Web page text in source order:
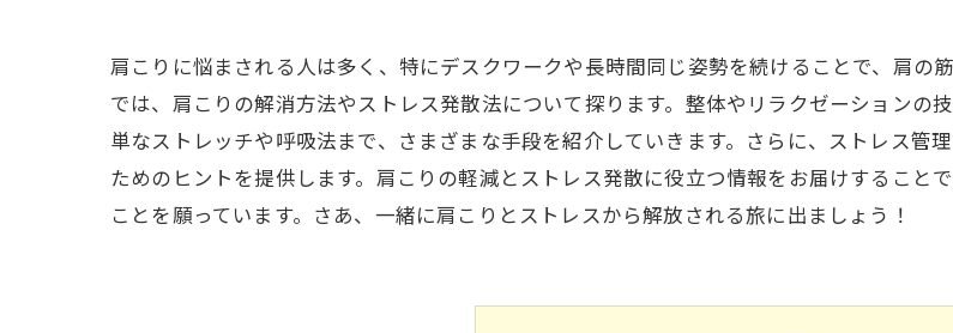
肩こりに悩まされる人は多く、特にデスクワークや長時間同じ姿勢を続けることで、肩の
では、肩こりの解消方法やストレス発散法について探ります。整体やリラクゼーションの
単なストレッチや呼吸法まで、さまざまな手段を紹介していきます。さらに、ストレス管
ためのヒントを提供します。肩こりの軽減とストレス発散に役立つ情報をお届けすること
ことを願っています。さあ、一緒に肩こりとストレスから解放される旅に出ましょう！